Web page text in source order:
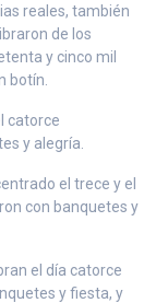
reales, también
de los
y cinco mil
botín.
catorce
y alegría.
el trece y el
con banquetes y
el día catorce
y fiesta, y